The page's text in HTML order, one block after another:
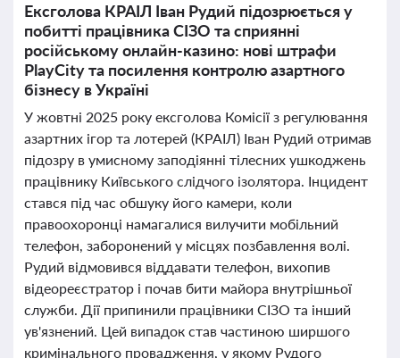
Ексголова КРАІЛ Іван Рудий підозрюється у
побитті працівника СІЗО та сприянні
російському онлайн-казино: нові штрафи
PlayCity та посилення контролю азартного
бізнесу в Україні
У жовтні 2025 року ексголова Комісії з регулювання
азартних ігор та лотерей (КРАІЛ) Іван Рудий отримав
підозру в умисному заподіянні тілесних ушкоджень
працівнику Київського слідчого ізолятора. Інцидент
стався під час обшуку його камери, коли
правоохоронці намагалися вилучити мобільний
телефон, заборонений у місцях позбавлення волі.
Рудий відмовився віддавати телефон, вихопив
відеореєстратор і почав бити майора внутрішньої
служби. Дії припинили працівники СІЗО та інший
ув'язнений. Цей випадок став частиною ширшого
кримінального провадження, у якому Рудого